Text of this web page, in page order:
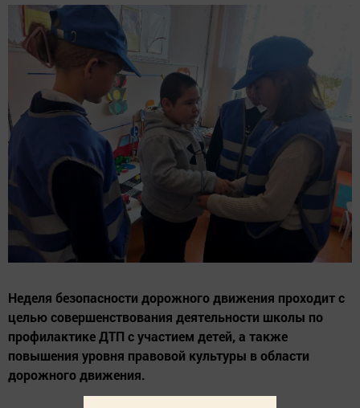
Неделя безопасности дорожного движения проходит с
целью совершенствования деятельности школы по
профилактике ДТП с участием детей, а также
повышения уровня правовой культуры в области
дорожного движения.